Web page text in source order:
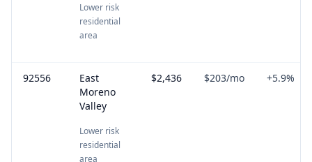
Lower risk
residential
area
92556
East
Moreno
Valley
Lower risk
residential
area
$2,436 $203/mo +5.9%